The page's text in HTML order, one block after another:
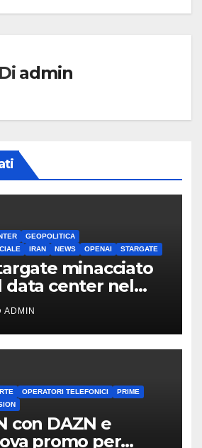
Di admin
GEOPOLITICA
IRAN NEWS OPENAI STARGATE
minacciato
data center nel
ADMIN
OPERATORI TELEFONICI
PRIME
con DAZN e
promo per